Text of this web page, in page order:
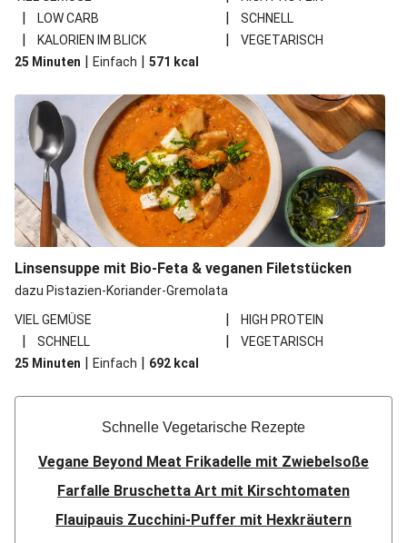
| LOW CARB | SCHNELL
| KALORIEN IM BLICK |
VEGETARISCH
25 Minuten | Einfach | 571 kcal
Linsensuppe mit Bio-Feta & veganen Filetstücken
dazu Pistazien-Koriander-Gremolata
VIEL GEMÜSE
| HIGH PROTEIN
| SCHNELL |
VEGETARISCH
25 Minuten | Einfach | 692 kcal
Schnelle Vegetarische Rezepte
Vegane Beyond Meat Frikadelle mit Zwiebelsoße
Farfalle Bruschetta Art mit Kirschtomaten
Flauipauis Zucchini-Puffer mit Hexkräutern